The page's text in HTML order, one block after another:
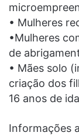
• Mulheres
•Mulheres
de
• Mães solo
criação dos
16 anos de
Informações